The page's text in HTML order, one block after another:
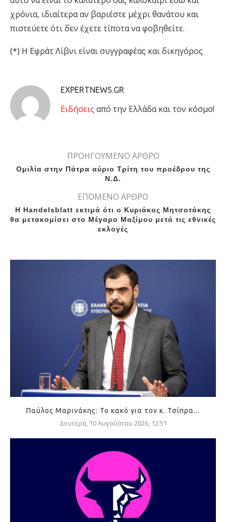
χρόνια, ιδιαίτερα αν βαριέστε μέχρι θανάτου και
πιστεύετε ότι δεν έχετε τίποτα να φοβηθείτε.
(*) Η Εφράτ Λίβνι είναι συγγραφέας και δικηγόρος
EXPERTNEWS.GR
Eιδήσεις από την Ελλάδα και τον κόσμο!
ΠΡΟΗΓΟΥΜΕΝΟ ΑΡΘΡΟ
Ομιλία στην Πάτρα αύριο Τρίτη του προέδρου της
Ν.Δ.
ΕΠΟΜΕΝΟ ΑΡΘΡΟ
Η Handelsblatt εκτιμά ότι ο Κυριάκος Μητσοτάκης
θα μετακομίσει στο Μέγαρο Μαξίμου μετά τις εθνικές
εκλογές
Παύλος Μαρινάκης: Το κακό για τον κ. Τσίπρα...
Δευτέρα, 10 Αυγούστου 2026, 12:51